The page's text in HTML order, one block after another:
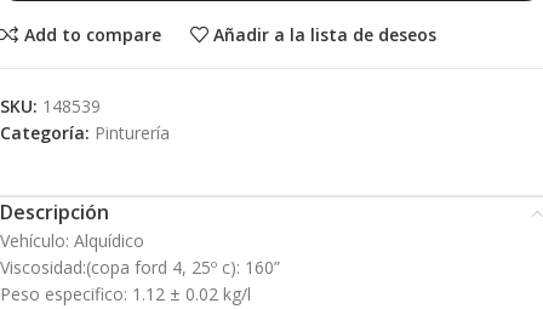
Add to compare Añadir a la lista de deseos
SKU: 148539
Categoría: Pinturería
Descripción
Vehículo: Alquídico
Viscosidad:(copa ford 4, 25º c): 160”
Peso especifico: 1.12 ± 0.02 kg/l